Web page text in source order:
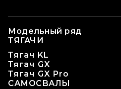
Модельный ряд
ТЯГАЧИ
Тягач KL
Тягач GX
Тягач GX Pro
САМОСВАЛЫ